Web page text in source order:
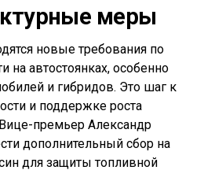
меры
новые требования по
на автостоянках, особенно
и гибридов. Это шаг к
и поддержке роста
премьер Александр
дополнительный сбор на
для защиты топливной